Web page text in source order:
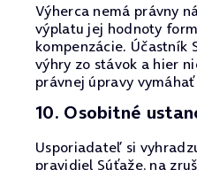
Výherca nemá právny
výplatu jej hodnoty
kompenzácie. Účastník
výhry zo stávok a hier
právnej úpravy
10. Osobitné
Usporiadateľ si
pravidiel Súťaže, na